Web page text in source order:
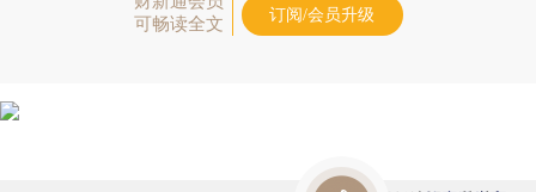
可畅读全文
订阅/会员升级